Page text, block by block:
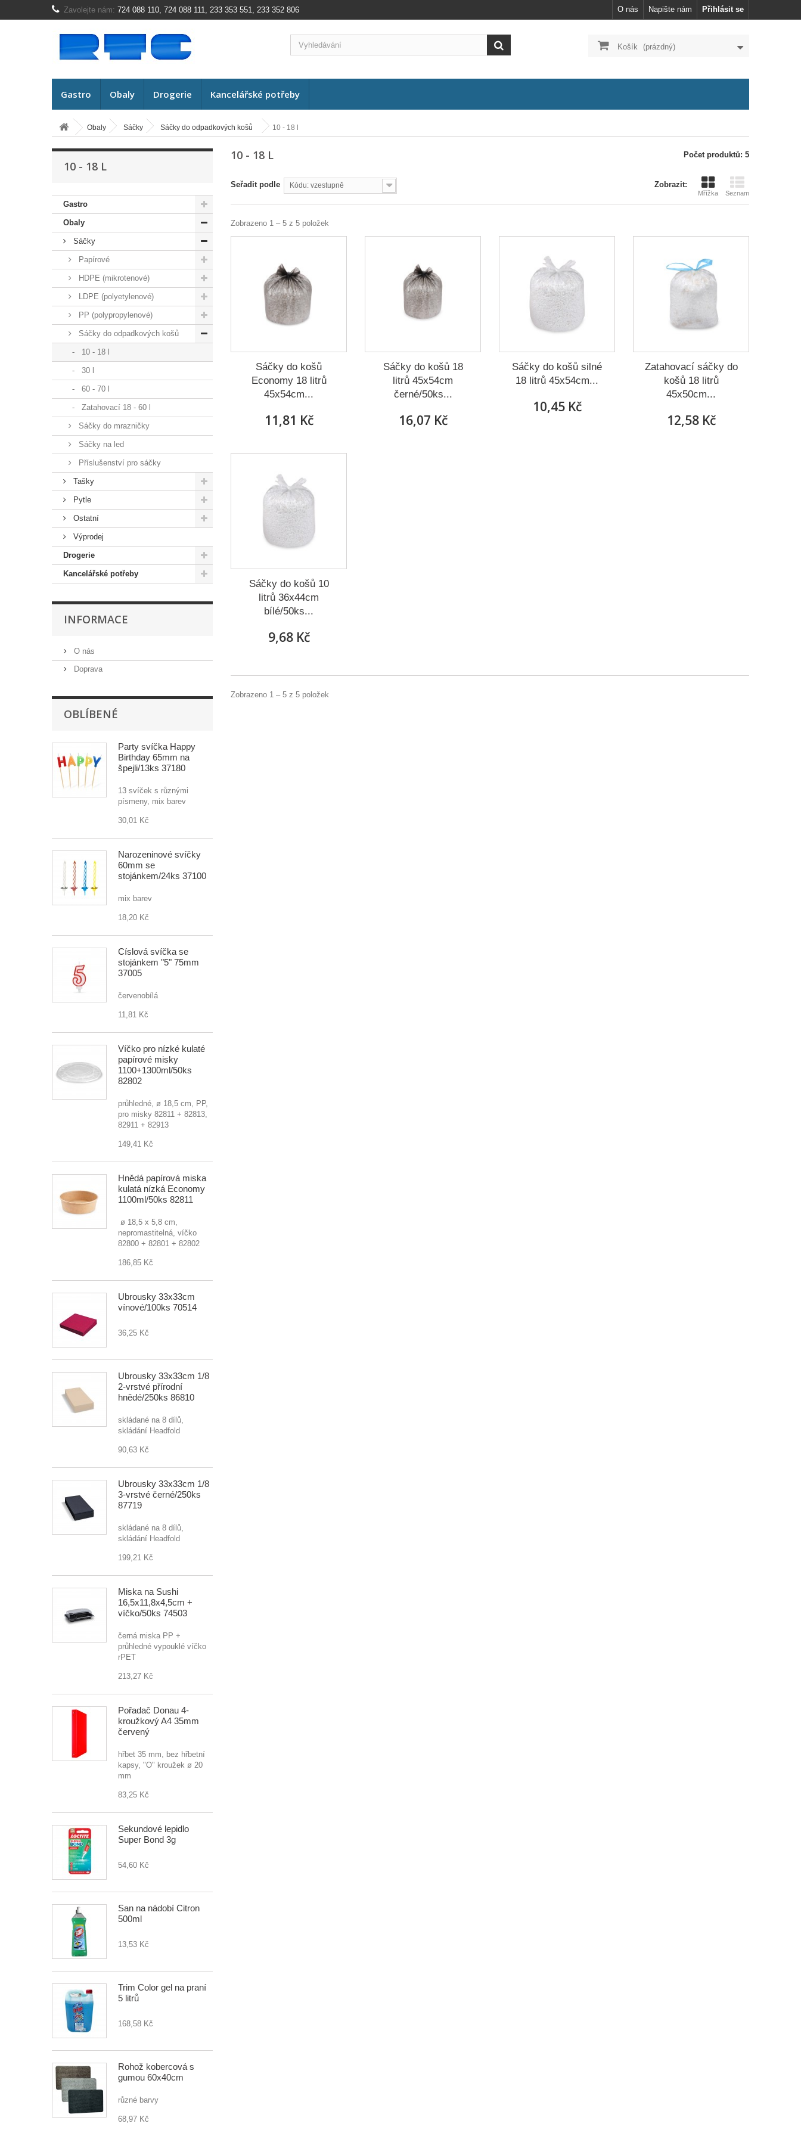
Přihlásit se
Napište nám
O nás
Zavolejte nám: 724 088 110, 724 088 111, 233 353 551, 233 352 806
Košík (prázdný)
Gastro Obaly Drogerie Kancelářské potřeby
Obaly Sáčky Sáčky do odpadkových košů 10 - 18 l
10 - 18 L
Gastro
Obaly
Sáčky
Papírové
HDPE (mikrotenové)
LDPE (polyetylenové)
PP (polypropylenové)
Sáčky do odpadkových košů
10 - 18 l
30 l
60 - 70 l
Zatahovací 18 - 60 l
Sáčky do mrazničky
Sáčky na led
Příslušenství pro sáčky
Tašky
Pytle
Ostatní
Výprodej
Drogerie
Kancelářské potřeby
INFORMACE
O nás
Doprava
OBLÍBENÉ
Party svíčka Happy
Birthday 65mm na
špejli/13ks 37180
13 svíček s různými
písmeny, mix barev
30,01 Kč
Narozeninové svíčky
60mm se
stojánkem/24ks 37100
mix barev
18,20 Kč
Číslová svíčka se
stojánkem "5" 75mm
37005
červenobílá
11,81 Kč
Víčko pro nízké kulaté
papírové misky
1100+1300ml/50ks
82802
průhledné, ø 18,5 cm, PP,
pro misky 82811 + 82813,
82911 + 82913
149,41 Kč
Hnědá papírová miska
kulatá nízká Economy
1100ml/50ks 82811
ø 18,5 x 5,8 cm,
nepromastitelná, víčko
82800 + 82801 + 82802
186,85 Kč
Ubrousky 33x33cm
vínové/100ks 70514
36,25 Kč
Ubrousky 33x33cm 1/8
2-vrstvé přírodní
hnědé/250ks 86810
skládané na 8 dílů,
skládání Headfold
90,63 Kč
Ubrousky 33x33cm 1/8
3-vrstvé černé/250ks
87719
skládané na 8 dílů,
skládání Headfold
199,21 Kč
Miska na Sushi
16,5x11,8x4,5cm +
víčko/50ks 74503
černá miska PP +
průhledné vypouklé víčko
rPET
213,27 Kč
Pořadač Donau 4-
kroužkový A4 35mm
červený
hřbet 35 mm, bez hřbetní
kapsy, "O" kroužek ø 20
mm
83,25 Kč
Sekundové lepidlo
Super Bond 3g
54,60 Kč
San na nádobí Citron
500ml
13,53 Kč
Trim Color gel na praní
5 litrů
168,58 Kč
Rohož kobercová s
gumou 60x40cm
různé barvy
68,97 Kč
10 - 18 L Počet produktů: 5
Zobrazit:
Mřížka Seznam
Seřadit podle Kódu: vzestupně
Zobrazeno 1 – 5 z 5 položek
Sáčky do košů
Economy 18 litrů
45x54cm...
11,81 Kč
Sáčky do košů 18
litrů 45x54cm
černé/50ks...
16,07 Kč
Sáčky do košů silné
18 litrů 45x54cm...
10,45 Kč
Zatahovací sáčky do
košů 18 litrů
45x50cm...
12,58 Kč
Sáčky do košů 10
litrů 36x44cm
bílé/50ks...
9,68 Kč
Zobrazeno 1 – 5 z 5 položek